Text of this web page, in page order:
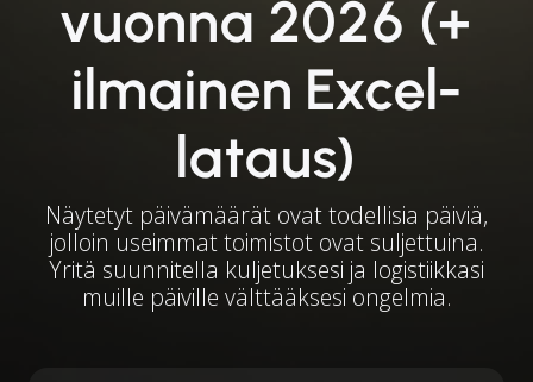
vuonna 2026 (+
ilmainen Excel-
lataus)
Näytetyt päivämäärät ovat todellisia päiviä,
jolloin useimmat toimistot ovat suljettuina.
Yritä suunnitella kuljetuksesi ja logistiikkasi
muille päiville välttääksesi ongelmia.